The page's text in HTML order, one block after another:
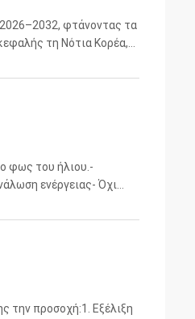
φτάνοντας τα
τη Νότια Κορέα,
φως του ήλιου.-
ενέργειας- Όχι
την προσοχή:1. Εξέλιξη